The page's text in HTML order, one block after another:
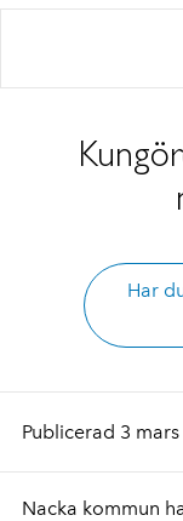
Har
Publicerad 3 mars
Nacka kommun